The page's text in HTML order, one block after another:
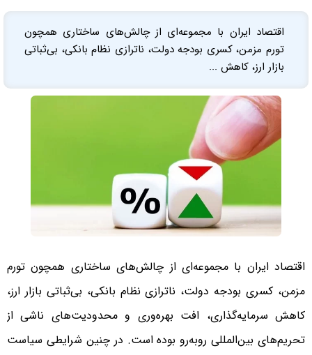
اقتصاد ایران با مجموعه‌ای از چالش‌های ساختاری همچون
تورم مزمن، کسری بودجه دولت، ناترازی نظام بانکی، بی‌ثباتی
بازار ارز، کاهش ...
اقتصاد ایران با مجموعه‌ای از چالش‌های ساختاری همچون تورم
مزمن، کسری بودجه دولت، ناترازی نظام بانکی، بی‌ثباتی بازار ارز،
کاهش سرمایه‌گذاری، افت بهره‌وری و محدودیت‌های ناشی از
تحریم‌های بین‌المللی روبه‌رو بوده است. در چنین شرایطی سیاست